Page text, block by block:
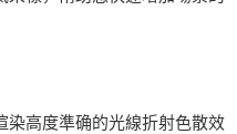
染高度準确的光線折射色散效